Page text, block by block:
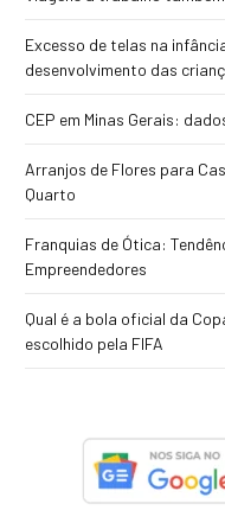
Excesso de telas na
desenvolvimento das
CEP em Minas Gerais:
Arranjos de Flores para
Quarto
Franquias de Ótica:
Empreendedores
Qual é a bola oficial da
escolhido pela FIFA